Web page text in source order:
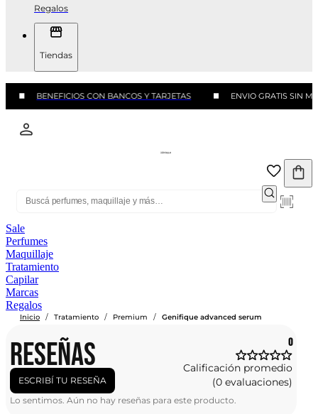
Regalos
Tiendas
BENEFICIOS CON BANCOS Y TARJETAS ENVIO GRATIS SIN
Sale
Perfumes
Maquillaje
Tratamiento
Capilar
Marcas
Regalos
Inicio / Tratamiento / Premium / Genifique advanced serum
RESEÑAS
ESCRIBÍ TU RESEÑA
0
Calificación promedio
(0 evaluaciones)
Lo sentimos. Aún no hay reseñas para este producto.